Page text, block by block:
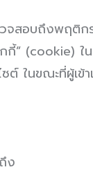
สอบถึงพฤติก
กกี้” (cookie)
ต์ ในขณะที่ผู้เ
ง